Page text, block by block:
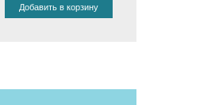
Добавить в корзину